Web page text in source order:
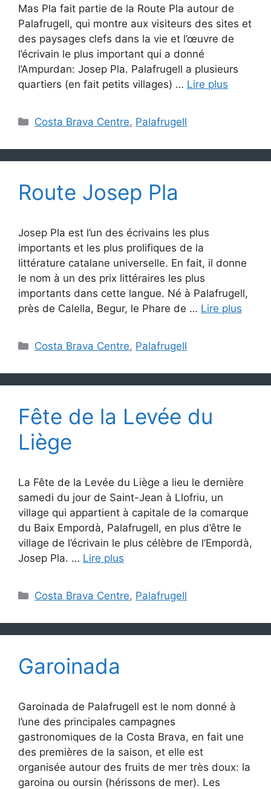
Mas Pla fait partie de la Route Pla autour de
Palafrugell, qui montre aux visiteurs des sites et
des paysages clefs dans la vie et l’œuvre de
l’écrivain le plus important qui a donné
l’Ampurdan: Josep Pla. Palafrugell a plusieurs
quartiers (en fait petits villages) … Lire plus
Catégories
Costa Brava Centre, Palafrugell
Route Josep Pla
Josep Pla est l’un des écrivains les plus
importants et les plus prolifiques de la
littérature catalane universelle. En fait, il donne
le nom à un des prix littéraires les plus
importants dans cette langue. Né à Palafrugell,
près de Calella, Begur, le Phare de … Lire plus
Catégories
Costa Brava Centre, Palafrugell
Fête de la Levée du
Liège
La Fête de la Levée du Liège a lieu le dernière
samedi du jour de Saint-Jean à Llofriu, un
village qui appartient à capitale de la comarque
du Baix Empordà, Palafrugell, en plus d’être le
village de l’écrivain le plus célèbre de l’Empordà,
Josep Pla. … Lire plus
Catégories
Costa Brava Centre, Palafrugell
Garoinada
Garoinada de Palafrugell est le nom donné à
l’une des principales campagnes
gastronomiques de la Costa Brava, en fait une
des premières de la saison, et elle est
organisée autour des fruits de mer très doux: la
garoina ou oursin (hérissons de mer). Les